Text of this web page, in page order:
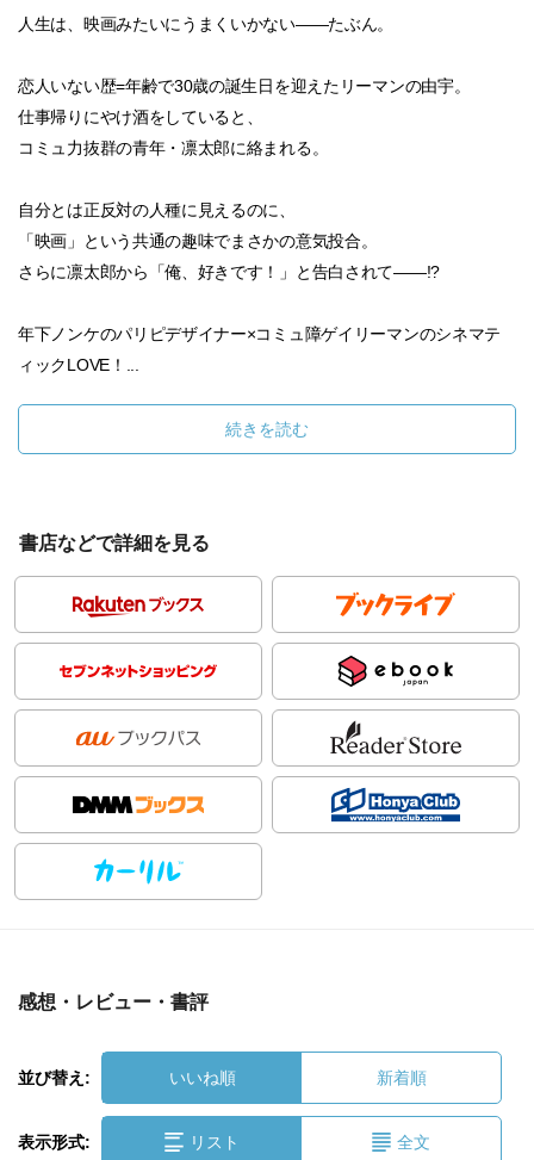
人生は、映画みたいにうまくいかない――たぶん。
恋人いない歴=年齢で30歳の誕生日を迎えたリーマンの由宇。
仕事帰りにやけ酒をしていると、
コミュ力抜群の青年・凛太郎に絡まれる。
自分とは正反対の人種に見えるのに、
「映画」という共通の趣味でまさかの意気投合。
さらに凛太郎から「俺、好きです！」と告白されて――!?
年下ノンケのパリピデザイナー×コミュ障ゲイリーマンのシネマテ
ィックLOVE！...
続きを読む
書店などで詳細を見る
感想・レビュー・書評
並び替え: いいね順 新着順
表示形式: リスト 全文